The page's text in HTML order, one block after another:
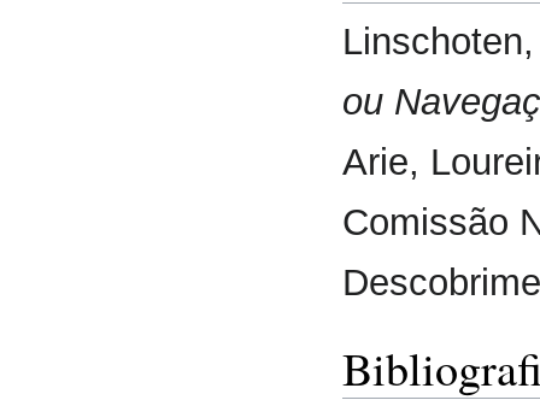
ou
Arie,
Comissão